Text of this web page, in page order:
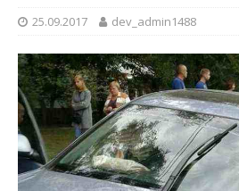
25.09.2017 dev_admin1488